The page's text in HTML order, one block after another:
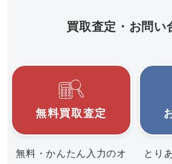
買取査定・お問い
無料買取査定
無料・かんたん入力のオ
とり